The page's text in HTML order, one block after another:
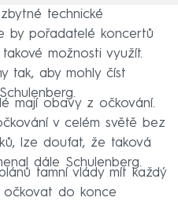
technické
by pořadatelé koncertů
možnosti využít.
tak, aby mohly číst
mají obavy z očkování.
v celém světě bez
lze doufat, že taková
dále Schulenberg.
tamní vlády mít každý
do konce